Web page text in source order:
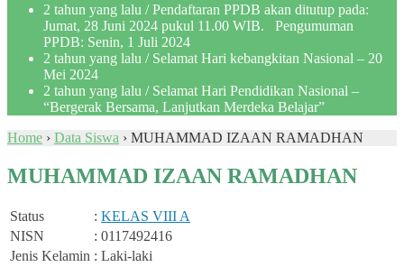
2 tahun yang lalu / Pendaftaran PPDB akan ditutup pada:
Jumat, 28 Juni 2024 pukul 11.00 WIB. Pengumuman
PPDB: Senin, 1 Juli 2024
2 tahun yang lalu / Selamat Hari kebangkitan Nasional – 20
Mei 2024
2 tahun yang lalu / Selamat Hari Pendidikan Nasional –
“Bergerak Bersama, Lanjutkan Merdeka Belajar”
Home › Data Siswa › MUHAMMAD IZAAN RAMADHAN
MUHAMMAD IZAAN RAMADHAN
Status : KELAS VIII A
NISN
: 0117492416
Jenis Kelamin : Laki-laki